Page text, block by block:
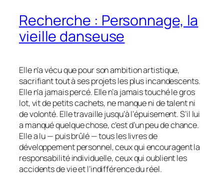
Recherche : Personnage, la
vieille danseuse
Elle n’a vécu que pour son ambition artistique,
sacrifiant tout à ses projets les plus incandescents.
Elle n’a jamais percé. Elle n’a jamais touché le gros
lot, vit de petits cachets, ne manque ni de talent ni
de volonté. Elle travaille jusqu’à l’épuisement. S’il lui
a manqué quelque chose, c’est d’un peu de chance.
Elle a lu — puis brûlé — tous les livres de
développement personnel, ceux qui encouragent la
responsabilité individuelle, ceux qui oublient les
accidents de vie et l’indifférence du réel.